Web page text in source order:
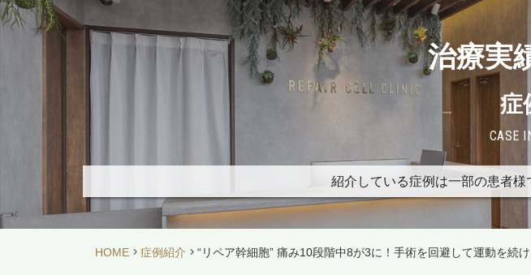
治療実
症
CASE
紹介している症例は一部の患者様
HOME 症例紹介 “リペア幹細胞” 痛み10段階中8が3に！手術を回避して運動を続